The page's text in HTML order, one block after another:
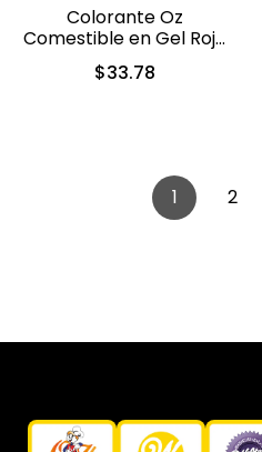
Colorante Oz
Comestible en Gel Rojo
60 ml (5311)
$33.78
1 2